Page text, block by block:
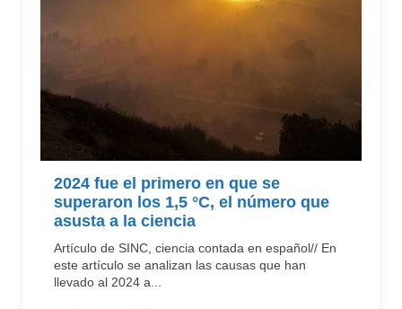
2024 fue el primero en que se
superaron los 1,5 °C, el número que
asusta a la ciencia
Artículo de SINC, ciencia contada en español// En
este artículo se analizan las causas que han
llevado al 2024 a...